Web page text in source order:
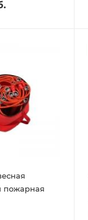
пожарная